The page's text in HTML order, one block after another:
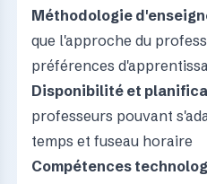
Méthodologie
que l'approche du
préférences
Disponibilité et
professeurs pouvant
temps et fuseau horaire
Compétences